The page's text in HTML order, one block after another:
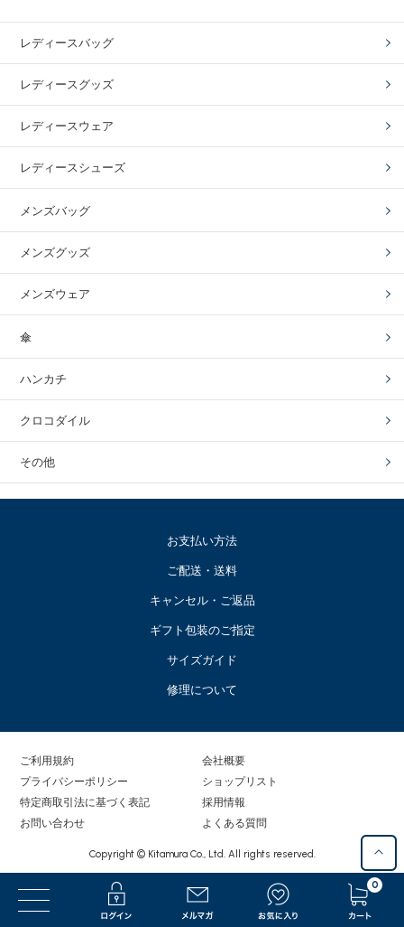
0
レディースバッグ
レディースグッズ
レディースウェア
レディースシューズ
メンズバッグ
メンズグッズ
メンズウェア
傘
ハンカチ
クロコダイル
その他
お支払い方法
ご配送・送料
キャンセル・ご返品
ギフト包装のご指定
サイズガイド
修理について
ご利用規約
プライバシーポリシー
特定商取引法に基づく表記
お問い合わせ
会社概要
ショップリスト
採用情報
よくある質問
Copyright © Kitamura Co., Ltd. All rights reserved.